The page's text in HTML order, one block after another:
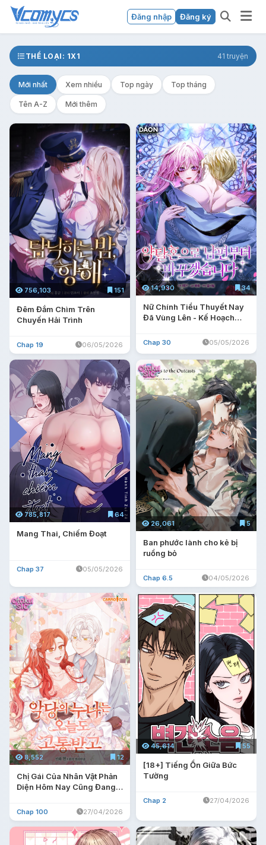
Đăng nhập Đăng ký
THỂ LOẠI: 1X1 41 truyện
Mới nhất Xem nhiều Top ngày Top tháng
Tên A-Z Mới thêm
756,103 151
Đêm Đắm Chìm Trên
Chuyến Hải Trình
Chap 19 06/05/2026
14,930 34
Nữ Chính Tiểu Thuyết Nay
Đã Vùng Lên - Kế Hoạch
Thư
Chap 30 05/05/2026
785,817 64
Mang Thai, Chiếm Đoạt
Chap 37 05/05/2026
26,061 5
Ban phước lành cho kẻ bị
ruồng bỏ
Chap 6.5 04/05/2026
8,552 12
Chị Gái Của Nhân Vật Phản
Diện Hôm Nay Cũng Đang
Chap 100 27/04/2026
45,614 55
[18+] Tiếng Ồn Giữa Bức
Tường
Chap 2 27/04/2026